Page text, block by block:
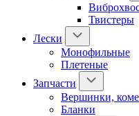
Твистеры
Лески
Монофильные
Плетеные
Запчасти
Вершинки,
Бланки